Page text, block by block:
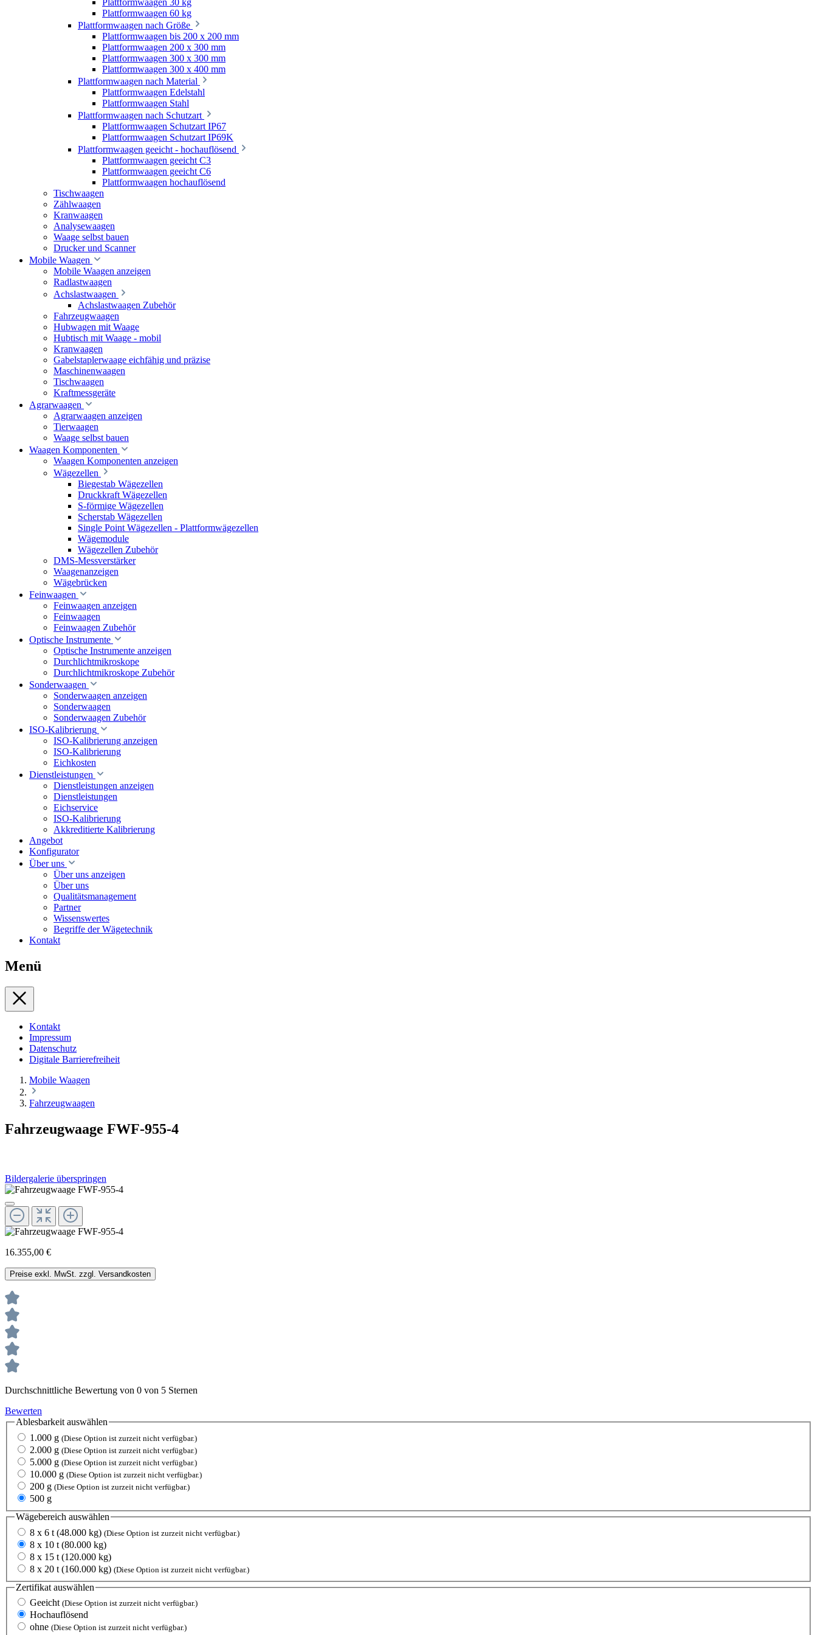
Plattformwaagen 60 kg
Plattformwaagen nach Größe
Plattformwaagen bis 200 x 200 mm
Plattformwaagen 200 x 300 mm
Plattformwaagen 300 x 300 mm
Plattformwaagen 300 x 400 mm
Plattformwaagen nach Material
Plattformwaagen Edelstahl
Plattformwaagen Stahl
Plattformwaagen nach Schutzart
Plattformwaagen Schutzart IP67
Plattformwaagen Schutzart IP69K
Plattformwaagen geeicht - hochauflösend
Plattformwaagen geeicht C3
Plattformwaagen geeicht C6
Plattformwaagen hochauflösend
Tischwaagen
Zählwaagen
Kranwaagen
Analysewaagen
Waage selbst bauen
Drucker und Scanner
Mobile Waagen
Mobile Waagen anzeigen
Radlastwaagen
Achslastwaagen
Achslastwaagen Zubehör
Fahrzeugwaagen
Hubwagen mit Waage
Hubtisch mit Waage - mobil
Kranwaagen
Gabelstaplerwaage eichfähig und präzise
Maschinenwaagen
Tischwaagen
Kraftmessgeräte
Agrarwaagen
Agrarwaagen anzeigen
Tierwaagen
Waage selbst bauen
Waagen Komponenten
Waagen Komponenten anzeigen
Wägezellen
Biegestab Wägezellen
Druckkraft Wägezellen
S-förmige Wägezellen
Scherstab Wägezellen
Single Point Wägezellen - Plattformwägezellen
Wägemodule
Wägezellen Zubehör
DMS-Messverstärker
Waagenanzeigen
Wägebrücken
Feinwaagen
Feinwaagen anzeigen
Feinwaagen
Feinwaagen Zubehör
Optische Instrumente
Optische Instrumente anzeigen
Durchlichtmikroskope
Durchlichtmikroskope Zubehör
Sonderwaagen
Sonderwaagen anzeigen
Sonderwaagen
Sonderwaagen Zubehör
ISO-Kalibrierung
ISO-Kalibrierung anzeigen
ISO-Kalibrierung
Eichkosten
Dienstleistungen
Dienstleistungen anzeigen
Dienstleistungen
Eichservice
ISO-Kalibrierung
Akkreditierte Kalibrierung
Angebot
Konfigurator
Über uns
Über uns anzeigen
Über uns
Qualitätsmanagement
Partner
Wissenswertes
Begriffe der Wägetechnik
Kontakt
Menü
Kontakt
Impressum
Datenschutz
Digitale Barrierefreiheit
Mobile Waagen
Fahrzeugwaagen
Fahrzeugwaage FWF-955-4
Bildergalerie überspringen
16.355,00 €
Preise exkl. MwSt. zzgl. Versandkosten
Durchschnittliche Bewertung von 0 von 5 Sternen
Bewerten
Ablesbarkeitauswählen
1.000 g (Diese Option ist zurzeit nicht verfügbar.)
2.000 g (Diese Option ist zurzeit nicht verfügbar.)
5.000 g (Diese Option ist zurzeit nicht verfügbar.)
10.000 g (Diese Option ist zurzeit nicht verfügbar.)
200 g (Diese Option ist zurzeit nicht verfügbar.)
500 g
Wägebereich auswählen
8 x 6 t (48.000 kg) (Diese Option ist zurzeit nicht verfügbar.)
8 x 10 t (80.000 kg)
8 x 15 t (120.000 kg)
8 x 20 t (160.000 kg) (Diese Option ist zurzeit nicht verfügbar.)
Zertifikat auswählen
Geeicht (Diese Option ist zurzeit nicht verfügbar.)
Hochauflösend
ohne (Diese Option ist zurzeit nicht verfügbar.)